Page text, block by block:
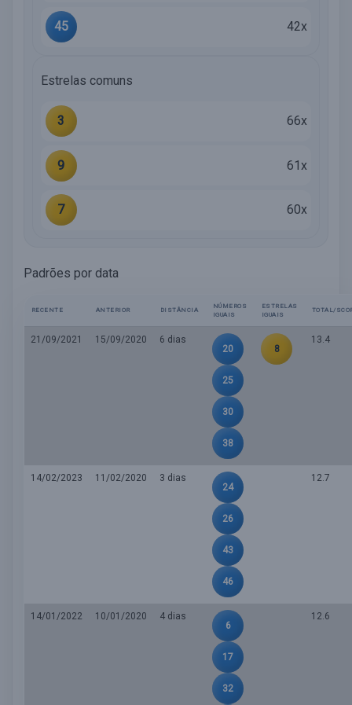
45 42x
Estrelas comuns
3 66x
9 61x
7 60x
Padrões por data
RECENTE ANTERIOR DISTÂNCIA
NÚMEROS
IGUAIS
ESTRELAS
IGUAIS
TOTAL/
21/09/2021 15/09/2020
6 dias
20
25
30
38
8
13.4
14/02/2023 11/02/2020
3 dias
24
26
43
46
12.7
14/01/2022 10/01/2020
4 dias
6
17
32
12.6